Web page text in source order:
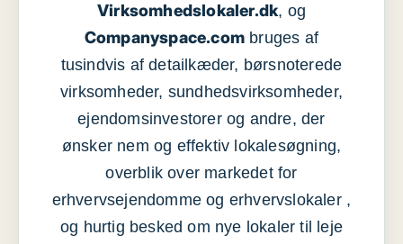
Virksomhedslokaler.dk, og
Companyspace.com bruges af
tusindvis af detailkæder, børsnoterede
virksomheder, sundhedsvirksomheder,
ejendomsinvestorer og andre, der
ønsker nem og effektiv lokalesøgning,
overblik over markedet for
erhvervsejendomme og erhvervslokaler ,
og hurtig besked om nye lokaler til leje